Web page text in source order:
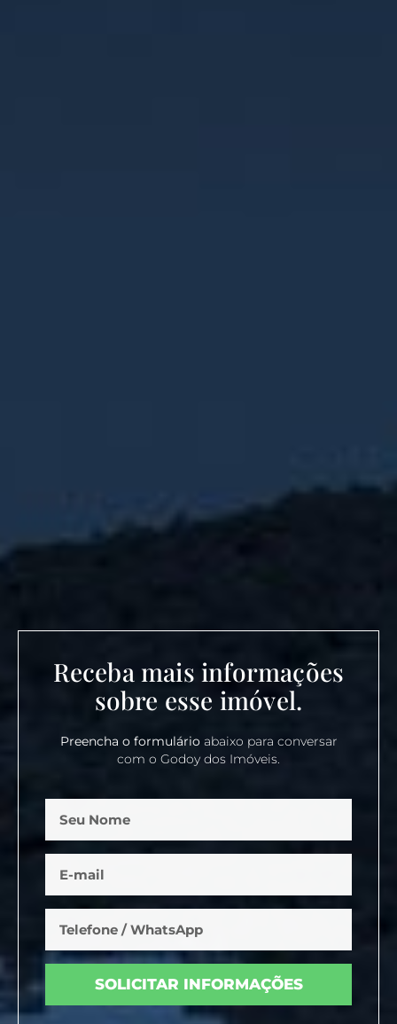
Receba mais informações
sobre esse imóvel.
Preencha o formulárioabaixo para conversar
com o Godoy dos Imóveis.
SOLICITAR INFORMAÇÕES